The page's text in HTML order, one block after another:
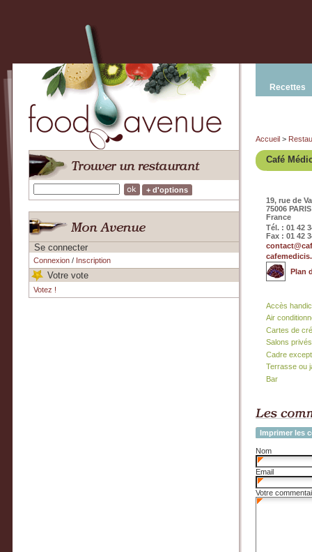
+ d'options
Se connecter
Connexion/ Inscription
Votre vote
Votez !
Recettes
Accueil >
Café
19, rue de
75006 PARIS
France
Tél. : 01 42
Fax : 01 42
Plan
Accès
Air
Cartes de
Salons privés
Cadre
Terrasse ou
Bar
Imprimer les
Nom
Email
Votre